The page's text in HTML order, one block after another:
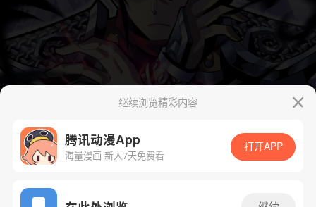
App免费看
继续浏览精彩内容
腾讯动漫App
海量漫画 新人7天免费看
打开APP